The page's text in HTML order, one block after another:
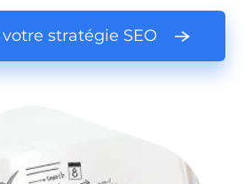
stratégie SEO